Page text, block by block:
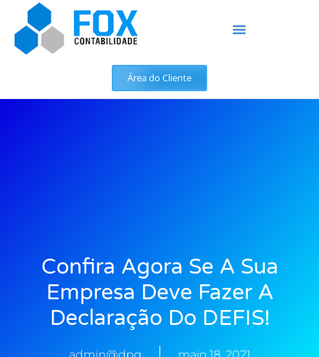
Área do Cliente
Confira Agora Se A Sua
Empresa Deve Fazer A
Declaração Do DEFIS!